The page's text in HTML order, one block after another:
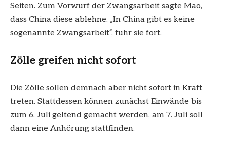
Seiten. Zum Vorwurf der Zwangsarbeit sagte Mao,
dass China diese ablehne. „In China gibt es keine
sogenannte Zwangsarbeit“, fuhr sie fort.
Zölle greifen nicht sofort
Die Zölle sollen demnach aber nicht sofort in Kraft
treten. Stattdessen können zunächst Einwände bis
zum 6. Juli geltend gemacht werden, am 7. Juli soll
dann eine Anhörung stattfinden.